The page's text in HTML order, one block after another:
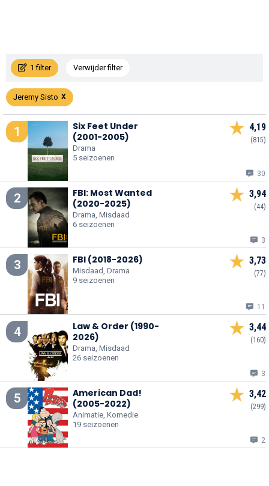
1 filter Verwijder filter
Jeremy Sisto
1
Six Feet Under
(2001-2005)
Drama
5 seizoenen
4,19
(815)
30
2
FBI: Most Wanted
(2020-2025)
Drama, Misdaad
6 seizoenen
3,94
(44)
3
3 FBI (2018-2026)
Misdaad, Drama
9 seizoenen
3,73
(77)
11
4
Law & Order (1990-
2026)
Drama, Misdaad
26 seizoenen
3,44
(160)
3
5
American Dad!
(2005-2022)
Animatie, Komedie
19 seizoenen
3,42
(299)
2